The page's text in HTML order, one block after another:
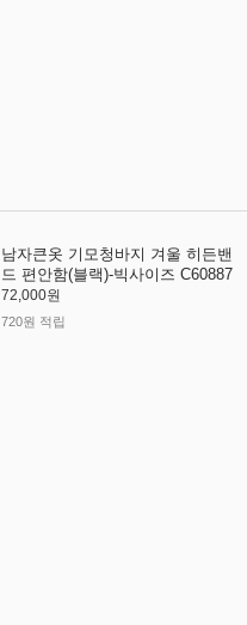
남자큰옷 기모청바지 겨울 히든밴
드 편안함(블랙)-빅사이즈 C60887
72,000원
720원 적립